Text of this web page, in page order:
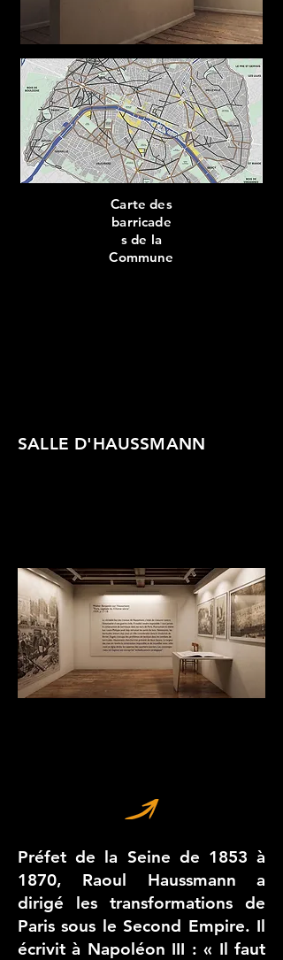
Carte des
barricade
s de la
Commune
SALLE D'HAUSSMANN
Préfet de la Seine de 1853 à
1870, Raoul Haussmann a
dirigé les transformations de
Paris sous le Second Empire. Il
écrivit à Napoléon III : « Il faut